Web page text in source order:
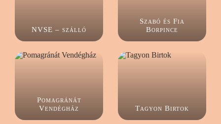
NVSE – szálló
Szabó és Fia
Borpince
Pomagránát
Vendégház
Tagyon Birtok